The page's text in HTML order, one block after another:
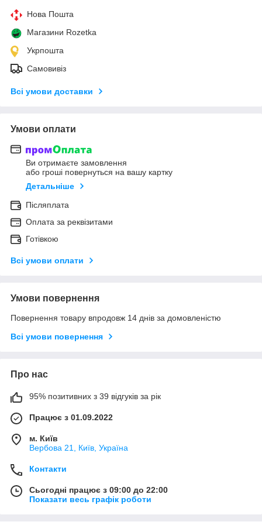
Нова Пошта
Магазини Rozetka
Укрпошта
Самовивіз
Всі умови доставки
Умови оплати
Ви отримаєте замовлення
або гроші повернуться на вашу картку
Детальніше
Післяплата
Оплата за реквізитами
Готівкою
Всі умови оплати
Умови повернення
Повернення товару впродовж 14 днів за домовленістю
Всі умови повернення
Про нас
95% позитивних з 39 відгуків за рік
Працює з 01.09.2022
м. Київ
Вербова 21, Київ, Україна
Контакти
Сьогодні працює з 09:00 до 22:00
Показати весь графік роботи